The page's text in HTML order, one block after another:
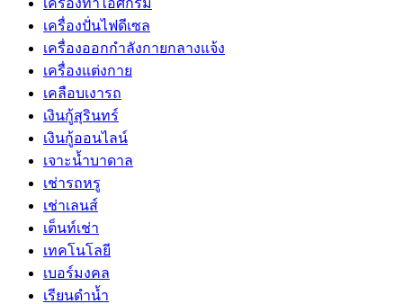
เครื่องปั่นไฟดีเซล
เครื่องออกกำลังกายกลางแจ้ง
เครื่องแต่งกาย
เคลือบเงารถ
เงินกู้สุรินทร์
เงินกู้ออนไลน์
เจาะน้ำบาดาล
เช่ารถหรู
เช่าเลนส์
เต็นท์เช่า
เทคโนโลยี
เบอร์มงคล
เรียนดำน้ำ